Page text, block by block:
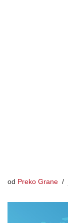
od Preko Grane